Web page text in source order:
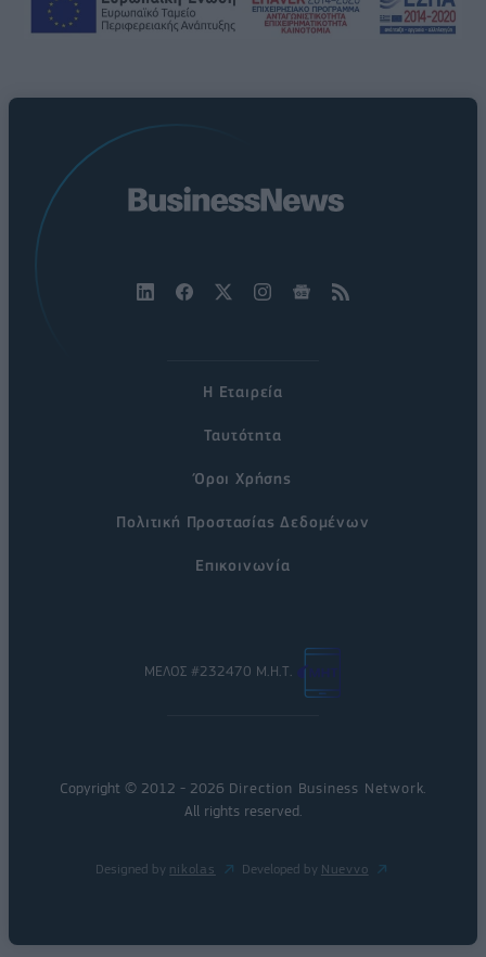
Η Εταιρεία
Ταυτότητα
Όροι Χρήσης
Πολιτική Προστασίας Δεδομένων
Επικοινωνία
ΜΕΛΟΣ #232470 Μ.Η.Τ.
Copyright © 2012 - 2026 Direction Business Network
All rights reserved.
Designed by nikolas Developed by Nuevvo